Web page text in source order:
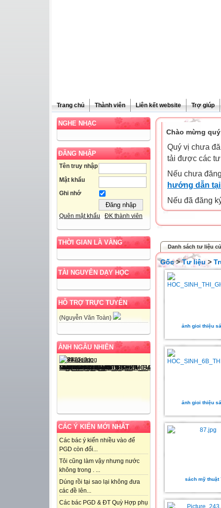
Trang chủ Thành viên Liên kết website Trợ giúp
NGHE NHẠC
ĐĂNG NHẬP
Tên truy nhập
Mật khẩu
Ghi nhớ
Quên mật khẩu ĐK thành viên
THỜI GIAN LÀ VÀNG
TÀI NGUYÊN DẠY HỌC
HỖ TRỢ TRỰC TUYẾN
(Nguyễn Văn Toàn)
ẢNH NGẪU NHIÊN
CÁC Ý KIẾN MỚI NHẤT
Các bác ý kiến nhiều vào để
PGD còn đổi...
Tôi cũng làm vậy nhưng nước
không trong . ...
Dúng rồi tại sao lại không đưa
các đề lên...
Các bác PGD & ĐT Quỳ Hợp phụ
Chào mừng
Quý vị chưa
tải được các
Nếu chưa
hướng dẫn
Nếu đã đăng
Danh sách tư liệu
Gốc>Tư liệu>
ảnh gioi thiệu
ảnh gioi thiệu
sách mỹ thuật